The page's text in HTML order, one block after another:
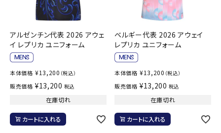
アルゼンチン代表 2026 アウェ
イ レプリカ ユニフォーム
本体価格 ¥13,200 （税込）
販売価格 ¥13,200 税込
在庫切れ
カートに入れる
ベルギー代表 2026 アウェイ
レプリカ ユニフォーム
本体価格 ¥13,200 （税込）
販売価格 ¥13,200 税込
在庫切れ
カートに入れる